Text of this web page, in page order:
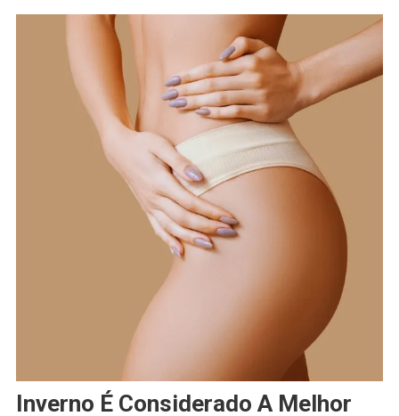
Inverno É Considerado A Melhor